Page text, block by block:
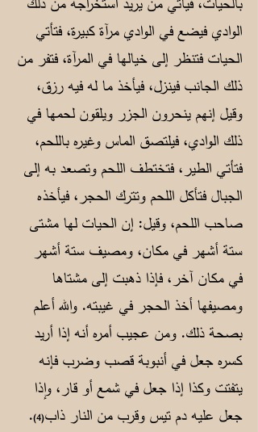
الوادي فيضع في الوادي مرآة كبيرة، فتأتي
الحيات فتنظر إلى خيالها في المرآة، فتفر من
ذلك الجانب فينزل، فيأخذ ما له فيه رزق،
وقيل إنهم ينحرون الجزر ويلقون لحمها في
ذلك الوادي، فيلتصق الماس وغيره باللحم،
فتأتي الطير، فتختطف اللحم وتصعد به إلى
الجبال فتأكل اللحم وتترك الحجر، فيأخذه
صاحب اللحم، وقيل: إن الحيات لها مشتى
ستة أشهر في مكان، ومصيف ستة أشهر
في مكان آخر، فإذا ذهبت إلى مشتاها
ومصيفها أخذ الحجر في غيبته. والله أعلم
بصحة ذلك. ومن عجيب أمره أنه إذا أريد
كسره جعل في أنبوبة قصب وضرب فإنه
يتفتت وكذا إذا جعل في شمع أو قار، وإذا
جعل عليه دم تيس وقرب من النار ذاب(4)
.